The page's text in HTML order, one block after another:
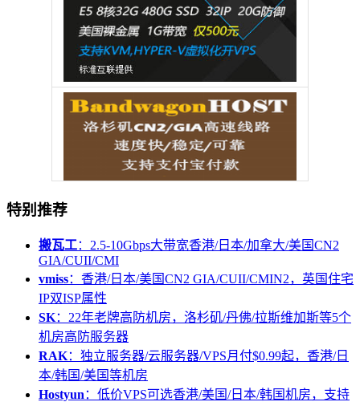
特别推荐
搬瓦工：2.5-10Gbps大带宽香港/日本/加拿大/美国CN2
GIA/CUII/CMI
vmiss：香港/日本/美国CN2 GIA/CUII/CMIN2，英国住宅
IP双ISP属性
SK：22年老牌高防机房，洛杉矶/丹佛/拉斯维加斯等5个
机房高防服务器
RAK：独立服务器/云服务器/VPS月付$0.99起，香港/日
本/韩国/美国等机房
Hostyun ：低价VPS可选香港/美国/日本/韩国机房，支持